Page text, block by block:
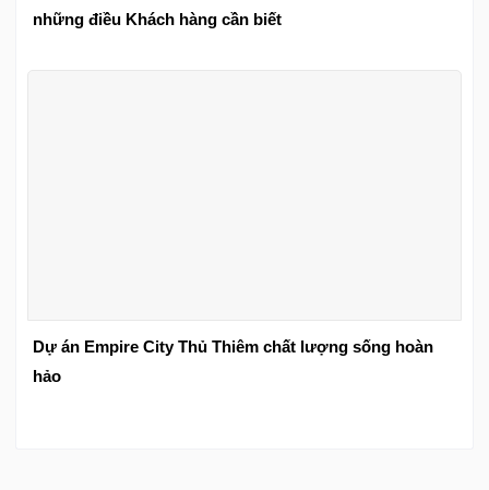
những điều Khách hàng cần biết
Dự án Empire City Thủ Thiêm chất lượng sống hoàn
hảo